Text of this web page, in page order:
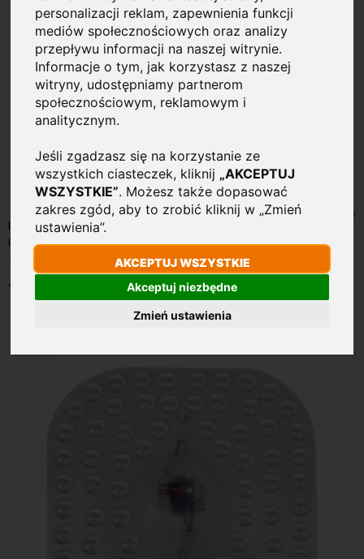
personalizacji reklam, zapewnienia funkcji
mediów społecznościowych oraz analizy
przepływu informacji na naszej witrynie.
Informacje o tym, jak korzystasz z naszej
witryny, udostępniamy partnerom
społecznościowym, reklamowym i
analitycznym.
Jeśli zgadzasz się na korzystanie ze
wszystkich ciasteczek, kliknij „AKCEPTUJ
WSZYSTKIE”. Możesz także dopasować
zakres zgód, aby to zrobić kliknij w „Zmień
ustawienia”.
AKCEPTUJ WSZYSTKIE
Akceptuj niezbędne
Zmień ustawienia
Rama montażowa natynkowa do paneli LED
600x600x70mm Zatrzaskowa
46,90 zł